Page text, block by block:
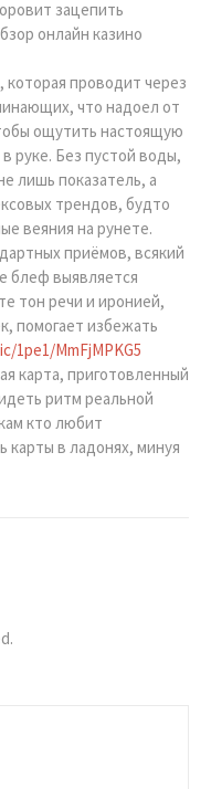
зацепить
онлайн казино
проводит через
что надоел от
ощутить настоящую
руке. Без пустой воды,
лишь показатель, а
трендов, будто
веяния на рунете.
приёмов, всякий
блеф выявляется
тон речи и иронией,
помогает избежать
1pe1/MmFjMPKG5
карта, приготовленный
ритм реальной
кто любит
карты в ладонях, минуя